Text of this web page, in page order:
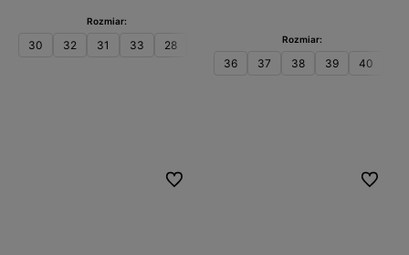
Rozmiar:
30 32 31 33 28 Rozmiar:
36 37 38 39 40
Do ulubionych Do